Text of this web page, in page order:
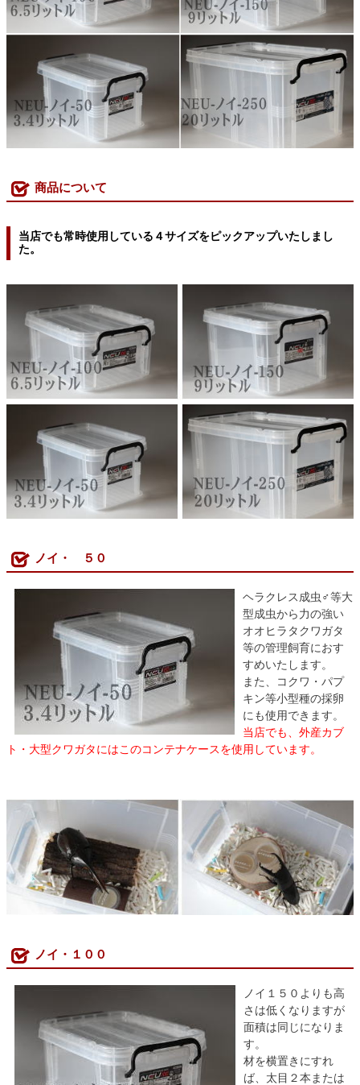
商品について
当店でも常時使用している４サイズをピックアップいたしまし
た。
ノイ・ ５０
ヘラクレス成虫♂等大
型成虫から力の強い
オオヒラタクワガタ
等の管理飼育におす
すめいたします。
また、コクワ・パプ
キン等小型種の採卵
にも使用できます。
当店でも、外産カブ
ト・大型クワガタにはこのコンテナケースを使用しています。
ノイ・１００
ノイ１５０よりも高
さは低くなりますが
面積は同じになりま
す。
材を横置きにすれ
ば、太目２本または